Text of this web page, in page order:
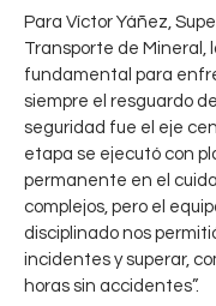
Para Víctor Yáñez,
Transporte de Mineral,
fundamental para
siempre el resguardo
seguridad fue el eje
etapa se ejecutó con
permanente en el
complejos, pero el
disciplinado nos
incidentes y superar,
horas sin accidentes”.
0
CHUQUICAMATA
,CODELCO
R
e
p
r
e
s
e
n
t
a
n